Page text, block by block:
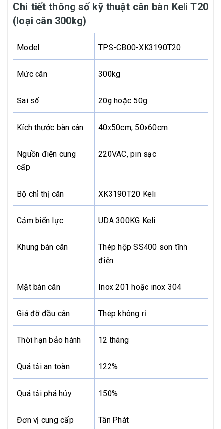
Chi tiết thông số kỹ thuật cân bàn Keli T20
(loại cân 300kg)
Model TPS-CB00-XK3190T20
Mức cân 300kg
Sai số 20g hoặc 50g
Kích thước bàn cân 40x50cm, 50x60cm
Nguồn điện cung
cấp
220VAC, pin sạc
Bộ chỉ thị cân XK3190T20 Keli
Cảm biến lực UDA 300KG Keli
Khung bàn cân
Thép hộp SS400 sơn tĩnh
điện
Mặt bàn cân Inox 201 hoặc inox 304
Giá đỡ đầu cân Thép không rỉ
Thời hạn bảo hành 12 tháng
Quá tải an toàn 122%
Quá tải phá hủy 150%
Đơn vị cung cấp Tân Phát